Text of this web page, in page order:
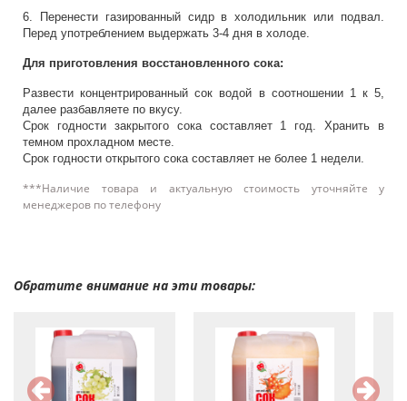
6. Перенести газированный сидр в холодильник или подвал.
Перед употреблением выдержать 3-4 дня в холоде.
Для приготовления восстановленного сока:
Развести концентрированный сок водой в соотношении 1 к 5,
далее разбавляете по вкусу.
Срок годности закрытого сока составляет 1 год. Хранить в
темном прохладном месте.
Срок годности открытого сока составляет не более 1 недели.
***Наличие товара и актуальную стоимость уточняйте у
менеджеров по телефону
Обратите внимание на эти товары: